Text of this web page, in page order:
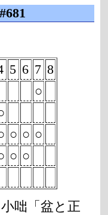
5 6 7 8
○
○ ○ ○
○ ○
咄「盆と正